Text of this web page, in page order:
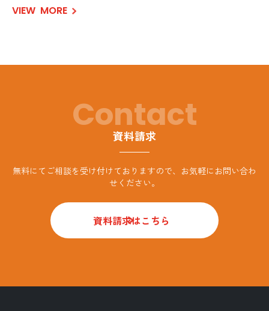
VIEW MORE
Contact
資料請求
無料にてご相談を受け付けておりますので、お気軽にお問い合わ
せください。
資料請求はこちら